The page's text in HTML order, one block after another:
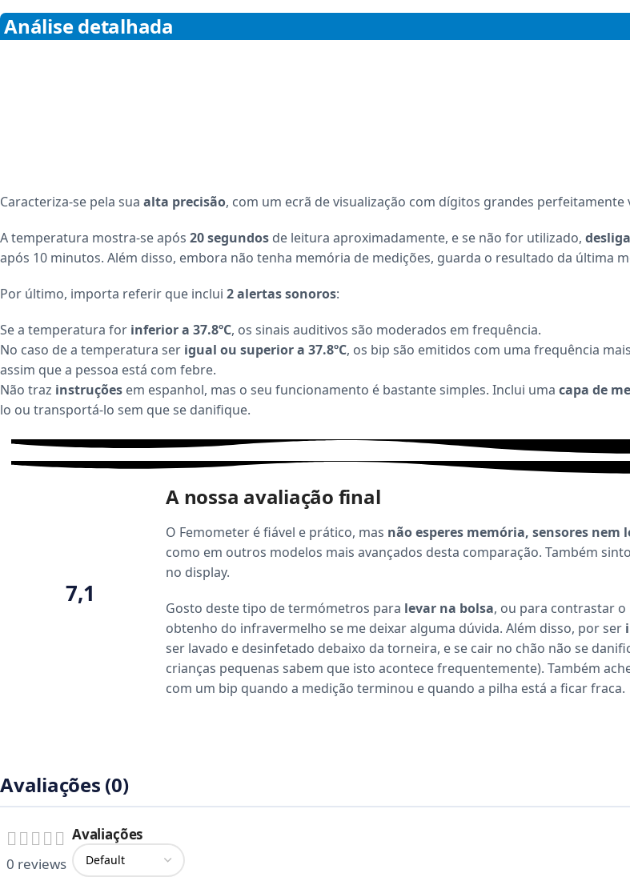
Análise detalhada
Caracteriza-se pela sua alta precisão, com um ecrã de visualização com dígitos grandes perfeitamente
A temperatura mostra-se após 20 segundos de leitura aproximadamente, e se não for utilizado,
após 10 minutos. Além disso, embora não tenha memória de medições, guarda o resultado da última
Por último, importa referir que inclui 2 alertas sonoros:
Se a temperatura for inferior a 37.8ºC, os sinais auditivos são moderados em frequência.
No caso de a temperatura ser igual ou superior a 37.8ºC, os bip são emitidos com uma frequência
assim que a pessoa está com febre.
Não traz instruções em espanhol, mas o seu funcionamento é bastante simples. Inclui uma capa de
lo ou transportá-lo sem que se danifique.
7,1
A nossa avaliação final
O Femometer é fiável e prático, mas não esperes memória, sensores
como em outros modelos mais avançados desta comparação. Também
no display.
Gosto deste tipo de termómetros para levar na bolsa, ou para contrastar
obtenho do infravermelho se me deixar alguma dúvida. Além disso, por ser
ser lavado e desinfetado debaixo da torneira, e se cair no chão não se
crianças pequenas sabem que isto acontece frequentemente). Também
com um bip quando a medição terminou e quando a pilha está a ficar fraca.
Avaliações (0)
0 reviews
Avaliações